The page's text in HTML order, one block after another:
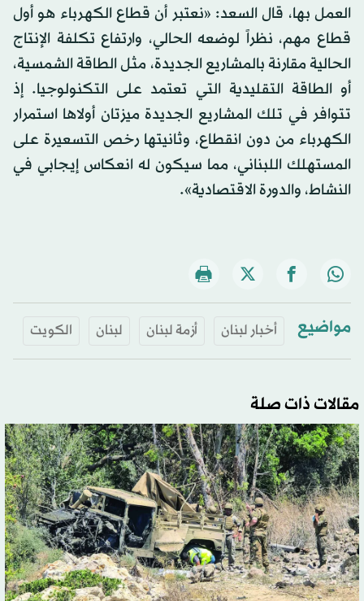
العمل بها، قال السعد: «نعتبر أن قطاع الكهرباء هو أول
قطاع مهم، نظراً لوضعه الحالي، وارتفاع تكلفة الإنتاج
الحالية مقارنة بالمشاريع الجديدة، مثل الطاقة الشمسية،
أو الطاقة التقليدية التي تعتمد على التكنولوجيا. إذ
تتوافر في تلك المشاريع الجديدة ميزتان أولاها استمرار
الكهرباء من دون انقطاع، وثانيتها رخص التسعيرة على
المستهلك اللبناني، مما سيكون له انعكاس إيجابي في
النشاط، والدورة الاقتصادية».
مواضيع أخبار لبنان أزمة لبنان لبنان الكويت
مقالات ذات صلة